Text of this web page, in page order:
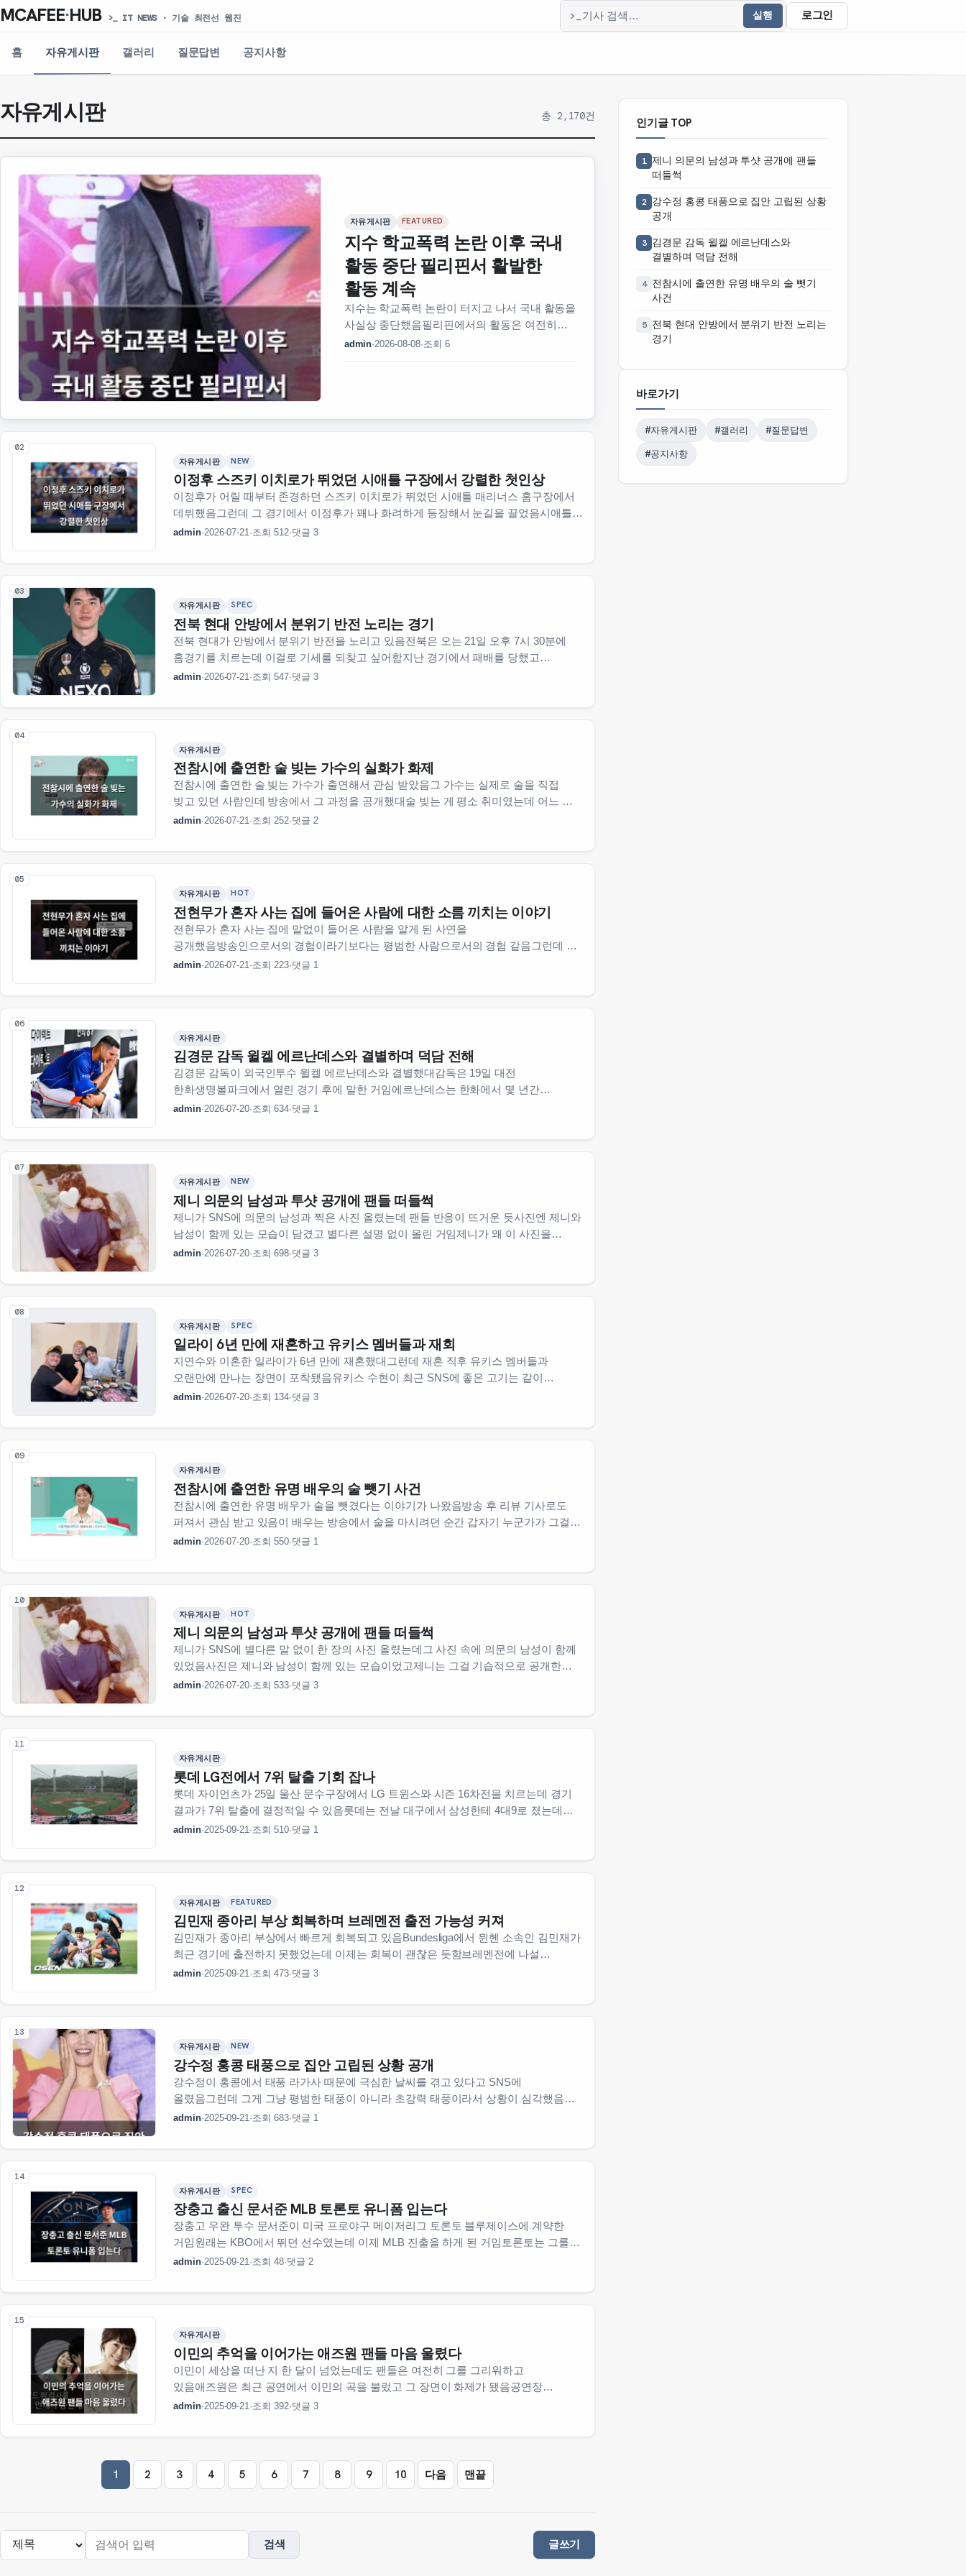
MCAFEE·HUB >_ IT NEWS · 기술 최전선 웹진 >_
기사 검색
실행 로그인
홈 자유게시판 갤러리 질문답변 공지사항
자유게시판 총 2,170건
자유게시판 FEATURED
지수 학교폭력 논란 이후 국내
활동 중단 필리핀서 활발한
활동 계속
지수는 학교폭력 논란이 터지고 나서 국내 활동을
사실상 중단했음필리핀에서의 활동은 여전히
이어가고 있던 모양이었음SNS에 올린 사진들
admin·2026-08-08·조회 6
02
자유게시판 NEW
이정후 스즈키 이치로가 뛰었던 시애틀 구장에서 강렬한 첫인상
이정후가 어릴 때부터 존경하던 스즈키 이치로가 뛰었던 시애틀 매리너스 홈구장에서
데뷔했음그런데 그 경기에서 이정후가 꽤나 화려하게 등장해서 눈길을 끌었음시애틀
구장은 스즈키 이치로가 10년간 활동했던 곳이라서 이정후 입장에선 특별한 의미가
admin·2026-07-21·조회 512·댓글 3
03
자유게시판 SPEC
전북 현대 안방에서 분위기 반전 노리는 경기
전북 현대가 안방에서 분위기 반전을 노리고 있음전북은 오는 21일 오후 7시 30분에
홈경기를 치르는데 이걸로 기세를 되찾고 싶어함지난 경기에서 패배를 당했고
분위기가 꽤 나빴다고 함이번 경기는 홈에서 치르는 거라 선수들도 좀 더 자신감을
admin·2026-07-21 ·조회 547·댓글 3
04
자유게시판
전참시에 출연한 술 빚는 가수의 실화가 화제
전참시에 출연한 술 빚는 가수가 출연해서 관심 받았음그 가수는 실제로 술을 직접
빚고 있던 사람인데 방송에서 그 과정을 공개했대술 빚는 게 평소 취미였는데 어느 날
갑자기 이걸 사업으로 확장하게 됐다고 함원래는 그냥 재미로 시작했지만 점점 더
admin·2026-07-21·조회 252·댓글 2
05
자유게시판 HOT
전현무가 혼자 사는 집에 들어온 사람에 대한 소름 끼치는 이야기
전현무가 혼자 사는 집에 말없이 들어온 사람을 알게 된 사연을
공개했음방송인으로서의 경험이라기보다는 평범한 사람으로서의 경험 같음그런데 그
사람이 뭔지 알고 보니 진짜 소름 돋는 일이었음정말 아무 말 없이 들어와서
admin·2026-07-21 ·조회 223·댓글 1
06
자유게시판
김경문 감독 윌켈 에르난데스와 결별하며 덕담 전해
김경문 감독이 외국인투수 윌켈 에르난데스와 결별했대감독은 19일 대전
한화생명볼파크에서 열린 경기 후에 말한 거임에르난데스는 한화에서 몇 년간
뛰었는데 이제 떠나게 된 거 같음감독은 마지막으로 그에게 덕담을 건넸다고 함잘 가라
admin·2026-07-20·조회 634·댓글 1
07
자유게시판 NEW
제니 의문의 남성과 투샷 공개에 팬들 떠들썩
제니가 SNS에 의문의 남성과 찍은 사진 올렸는데 팬들 반응이 뜨거운 듯사진엔 제니와
남성이 함께 있는 모습이 담겼고 별다른 설명 없이 올린 거임제니가 왜 이 사진을
올렸는지 이유는 모르겠지만 분위기 이상함남성의 정체는 아직 알려지지 않았는데
admin·2026-07-20·조회 698·댓글 3
08
자유게시판 SPEC
일라이 6년 만에 재혼하고 유키스 멤버들과 재회
지연수와 이혼한 일라이가 6년 만에 재혼했대그런데 재혼 직후 유키스 멤버들과
오랜만에 만나는 장면이 포착됐음유키스 수현이 최근 SNS에 좋은 고기는 같이
먹어야지 ukiss 라는 글을 올렸는데이게 무슨 뜻인지 궁금해지는 건 나만 아닐
admin·2026-07-20·조회 134·댓글 3
09
자유게시판
전참시에 출연한 유명 배우의 술 뺏기 사건
전참시에 출연한 유명 배우가 술을 뺏겼다는 이야기가 나왔음방송 후 리뷰 기사로도
퍼져서 관심 받고 있음이 배우는 방송에서 술을 마시려던 순간 갑자기 누군가가 그걸
뺏어가더라는 거임그 상황이 꽤 웃긴 분위기였다고 하던데배우 본인은 당황스러웠지만
admin·2026-07-20·조회 550·댓글 1
10
자유게시판 HOT
제니 의문의 남성과 투샷 공개에 팬들 떠들썩
제니가 SNS에 별다른 말 없이 한 장의 사진 올렸는데그 사진 속에 의문의 남성이 함께
있었음사진은 제니와 남성이 함께 있는 모습이었고제니는 그걸 기습적으로 공개한
거임팬들은 이 사진 보고 놀랐다고 함누가 저 남자야? 왜 이렇게 갑작스럽게 올렸지?
admin·2026-07-20·조회 533·댓글 3
11
자유게시판
롯데 LG전에서 7위 탈출 기회 잡나
롯데 자이언츠가 25일 울산 문수구장에서 LG 트윈스와 시즌 16차전을 치르는데 경기
결과가 7위 탈출에 결정적일 수 있음롯데는 전날 대구에서 삼성한테 4대9로 졌는데
이걸로 7위로 떨어졌다고 함지금까지 롯데는 승률이 0.500도 안 되고 7위에 머물러
admin·2025-09-21 ·조회 510·댓글 1
12
자유게시판 FEATURED
김민재 종아리 부상 회복하며 브레멘전 출전 가능성 커져
김민재가 종아리 부상에서 빠르게 회복되고 있음Bundesliga에서 뮌헨 소속인 김민재가
최근 경기에 출전하지 못했었는데 이제는 회복이 괜찮은 듯함브레멘전에 나설
가능성이 한층 더 높아졌다고 함독일 언론들이 이 소식을 보도한 거임김민재는 지난달
admin·2025-09-21·조회 473·댓글 3
13
자유게시판 NEW
강수정 홍콩 태풍으로 집안 고립된 상황 공개
강수정이 홍콩에서 태풍 라가사 때문에 극심한 날씨를 겪고 있다고 SNS에
올렸음그런데 그게 그냥 평범한 태풍이 아니라 초강력 태풍이라서 상황이 심각했음집
밖으로 나갈 수 없는 상태였다고 하니 팬들 걱정이 커졌음실제로 강수정은 집 안에
admin·2025-09-21 ·조회 683·댓글 1
14
자유게시판 SPEC
장충고 출신 문서준 MLB 토론토 유니폼 입는다
장충고 우완 투수 문서준이 미국 프로야구 메이저리그 토론토 블루제이스에 계약한
거임원래는 KBO에서 뛰던 선수였는데 이제 MLB 진출을 하게 된 거임토론토는 그를
40인 명단에 포함시켰다고 해서 사실상 계약이 확정된 듯함문서준은 장충고 출신으로
admin·2025-09-21·조회 48·댓글 2
15
자유게시판
이민의 추억을 이어가는 애즈원 팬들 마음 울렸다
이민이 세상을 떠난 지 한 달이 넘었는데도 팬들은 여전히 그를 그리워하고
있음애즈원은 최근 공연에서 이민의 곡을 불렀고 그 장면이 화제가 됐음공연장
분위기가 어수선했고 팬들도 눈물 흘리는 모습이 보였다고 함이민의 존재감이 여전히
admin·2025-09-21 ·조회 392·댓글 3
열린
1 페이지
2
페이지
3
페이지
4
페이지
5
페이지
6
페이지
7
페이지
8
페이지
9
페이지
10
페이지
다음 맨끝
검색 글쓰기
인기글 TOP
1 제니 의문의 남성과 투샷 공개에 팬들
떠들썩
2 강수정 홍콩 태풍으로 집안 고립된 상황
공개
3 김경문 감독 윌켈 에르난데스와
결별하며 덕담 전해
4 전참시에 출연한 유명 배우의 술 뺏기
사건
5 전북 현대 안방에서 분위기 반전 노리는
경기
바로가기
#자유게시판 #갤러리
#질문답변
#공지사항